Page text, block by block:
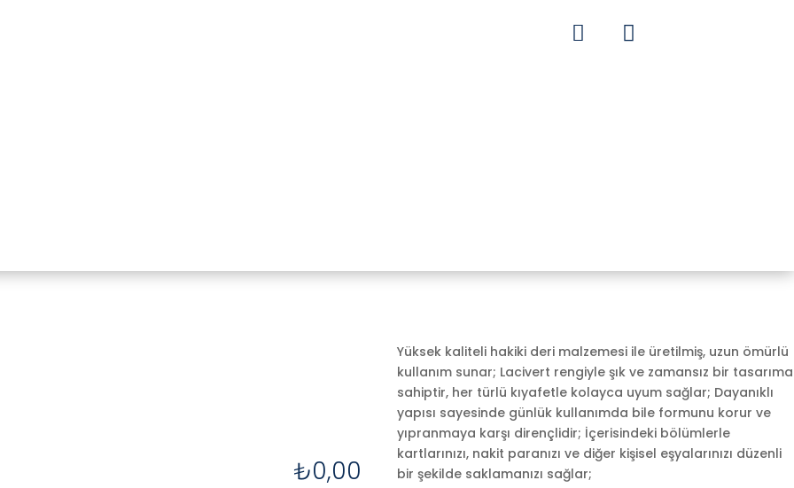
 
₺0,00
Yüksek kaliteli hakiki deri malzemesi ile üretilmiş, uzun ömürlü
kullanım sunar; Lacivert rengiyle şık ve zamansız bir tasarıma
sahiptir, her türlü kıyafetle kolayca uyum sağlar; Dayanıklı
yapısı sayesinde günlük kullanımda bile formunu korur ve
yıpranmaya karşı dirençlidir; İçerisindeki bölümlerle
kartlarınızı, nakit paranızı ve diğer kişisel eşyalarınızı düzenli
bir şekilde saklamanızı sağlar;